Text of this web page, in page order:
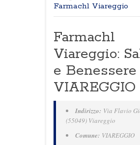
Farmachl Viareggio
Farmachl
Viareggio:
e Benessere
VIAREGGIO
Indirizzo: Via Flavio
(55049) Viareggio
Comune: VIAREGGIO